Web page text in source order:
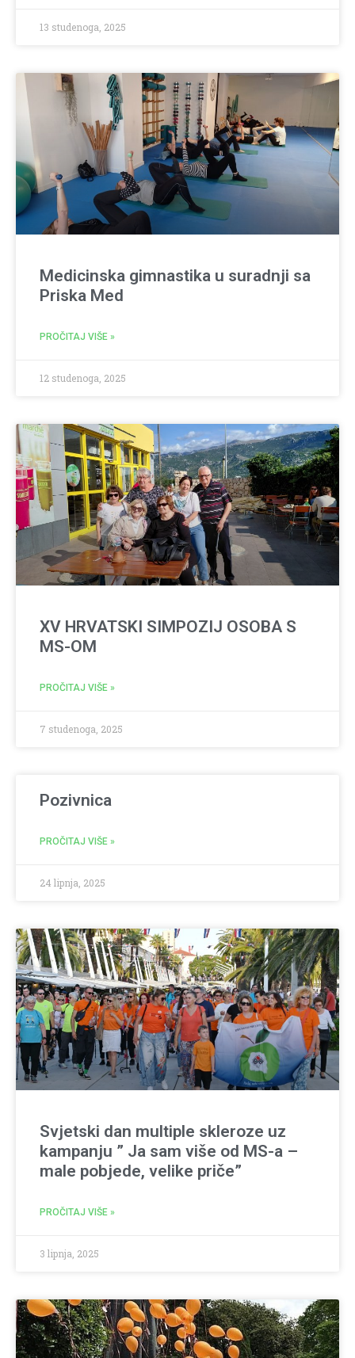
13 studenoga, 2025
Medicinska gimnastika u suradnji sa
Priska Med
PROČITAJ VIŠE »
12 studenoga, 2025
XV HRVATSKI SIMPOZIJ OSOBA S
MS-OM
PROČITAJ VIŠE »
7 studenoga, 2025
Pozivnica
PROČITAJ VIŠE »
24 lipnja, 2025
Svjetski dan multiple skleroze uz
kampanju ” Ja sam više od MS-a –
male pobjede, velike priče”
PROČITAJ VIŠE »
3 lipnja, 2025